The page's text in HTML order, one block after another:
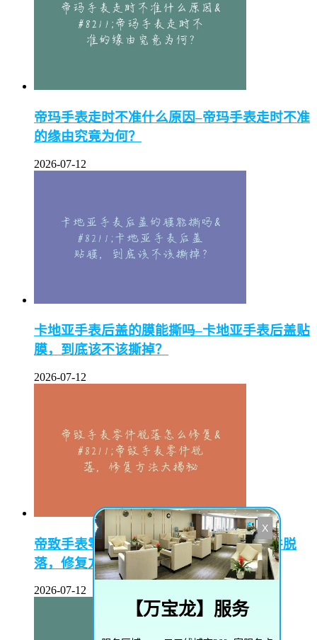
帝玛手表走时不准什么原因–帝玛手表走时不准
的缘由究竟为何？
2026-07-12
卡地亚手表后盖的膜能撕吗–卡地亚手表后盖贴
膜，到底该不该撕掉？
2026-07-12
帝致手表零件脱落怎么修复–帝致手表零件脱
落，修复方法大揭秘
2026-07-12
X
【万宝龙】服务